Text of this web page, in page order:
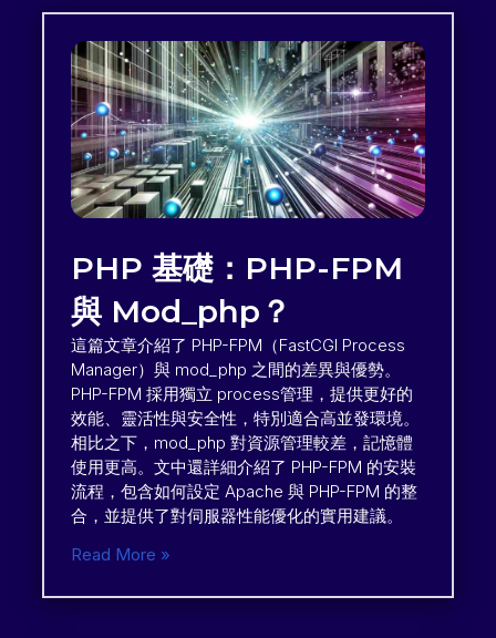
PHP 基礎：PHP-FPM
與 Mod_php？
這篇文章介紹了 PHP-FPM（FastCGI Process
Manager）與 mod_php 之間的差異與優勢。
PHP-FPM 採用獨立 process管理，提供更好的
效能、靈活性與安全性，特別適合高並發環境。
相比之下，mod_php 對資源管理較差，記憶體
使用更高。文中還詳細介紹了 PHP-FPM 的安裝
流程，包含如何設定 Apache 與 PHP-FPM 的整
合，並提供了對伺服器性能優化的實用建議。
Read More »